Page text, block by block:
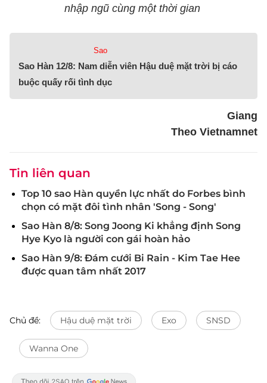
nhập ngũ cùng một thời gian
Sao
Sao Hàn 12/8: Nam diễn viên Hậu duệ mặt trời bị cáo
buộc quấy rối tình dục
Giang
Theo Vietnamnet
Tin liên quan
Top 10 sao Hàn quyền lực nhất do Forbes bình
chọn có mặt đôi tình nhân 'Song - Song'
Sao Hàn 8/8: Song Joong Ki khẳng định Song
Hye Kyo là người con gái hoàn hảo
Sao Hàn 9/8: Đám cưới Bi Rain - Kim Tae Hee
được quan tâm nhất 2017
Chủ đề: Hậu duệ mặt trời Exo SNSD
Wanna One